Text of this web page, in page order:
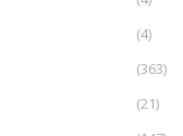
(4)
(363)
(21)